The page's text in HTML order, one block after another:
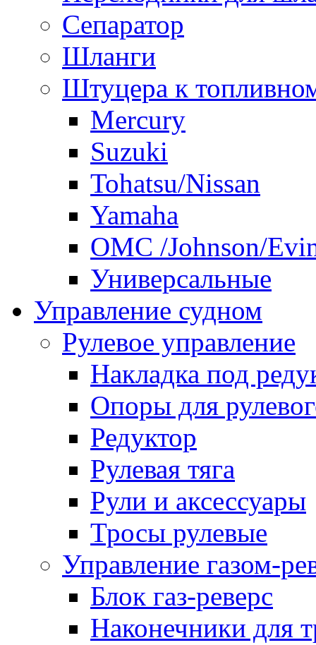
Сепаратор
Шланги
Штуцера к
Mercury
Suzuki
Tohatsu/Nissan
Yamaha
ОМС /Johnson/
Универсальные
Управление судном
Рулевое управление
Накладка под
Опоры для
Редуктор
Рулевая тяга
Рули и аксессуары
Тросы рулевые
Управление газом-
Блок газ-реверс
Наконечники для